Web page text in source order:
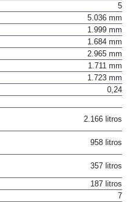
5
5.036 mm
1.999 mm
1.684 mm
2.965 mm
1.711 mm
1.723 mm
0,24
2.166 litros
958 litros
357 litros
187 litros
7